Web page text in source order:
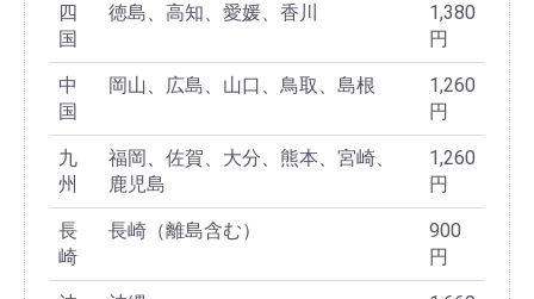
四
国
徳島、高知、愛媛、香川
1,380
円
中
国
岡山、広島、山口、鳥取、島根
1,260
円
九
州
福岡、佐賀、大分、熊本、宮崎、
鹿児島
1,260
円
長
崎
長崎（離島含む）
900
円